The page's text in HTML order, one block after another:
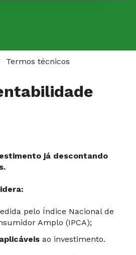
Termos técnicos
já descontando
pelo Índice Nacional de
Amplo (IPCA);
ao investimento.